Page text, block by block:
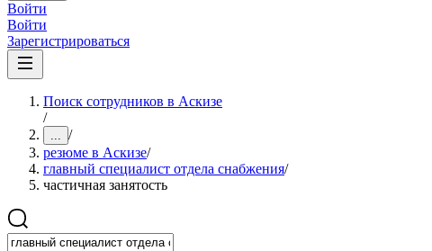
Войти
Войти
Зарегистрироваться
Поиск сотрудников в Аскизе
/
... /
резюме в Аскизе/
главный специалист отдела снабжения/
частичная занятость